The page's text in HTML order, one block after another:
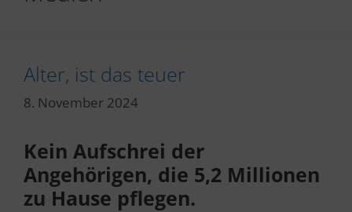
Alter, ist das teuer
8. November 2024
Kein Aufschrei der
Angehörigen, die 5,2 Millionen
zu Hause pflegen.